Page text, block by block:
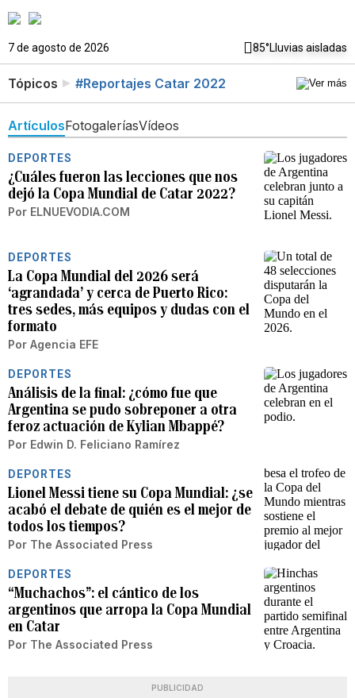
7 de agosto de 2026 85°Lluvias aisladas
Tópicos #Reportajes Catar 2022
ArtículosFotogaleríasVídeos
DEPORTES
¿Cuáles fueron las lecciones que nos
dejó la Copa Mundial de Catar 2022?
Por ELNUEVODIA.COM
DEPORTES
La Copa Mundial del 2026 será
‘agrandada’ y cerca de Puerto Rico:
tres sedes, más equipos y dudas con el
formato
Por Agencia EFE
DEPORTES
Análisis de la final: ¿cómo fue que
Argentina se pudo sobreponer a otra
feroz actuación de Kylian Mbappé?
Por Edwin D. Feliciano Ramírez
DEPORTES
Lionel Messi tiene su Copa Mundial: ¿se
acabó el debate de quién es el mejor de
todos los tiempos?
Por The Associated Press
DEPORTES
“Muchachos”: el cántico de los
argentinos que arropa la Copa Mundial
en Catar
Por The Associated Press
PUBLICIDAD